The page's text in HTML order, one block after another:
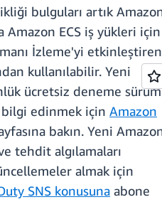
bulguları artık
Amazon ECS iş yükleri için
İzleme'yi etkinleştiren
kullanılabilir. Yeni
ücretsiz deneme
edinmek için Amazon
bakın. Yeni
tehdit algılamaları
almak için
SNS konusuna abone